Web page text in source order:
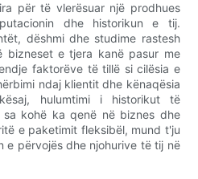
për të vlerësuar një prodhues
dhe historikun e tij.
dëshmi dhe studime rastesh
e tjera kanë pasur me
faktorëve të tillë si cilësia e
ndaj klientit dhe kënaqësia
hulumtimi i historikut të
kohë ka qenë në biznes dhe
e paketimit fleksibël, mund t'ju
e përvojës dhe njohurive të tij në